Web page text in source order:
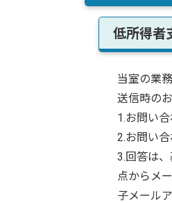
低所得者
当室の業
送信時の
1.お問い
2.お問い
3.回答は
点からメ
子メール